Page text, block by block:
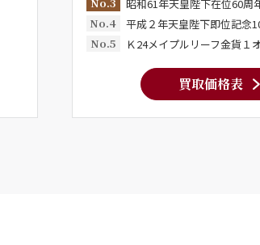
昭和61年天皇陛下在位60周
No.4
平成２年天皇陛下即位記念
No.5
Ｋ24メイプルリーフ金貨１
買取価格表